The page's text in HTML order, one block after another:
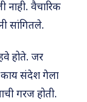
नाही. वैचारिक
सांगितले.
होते. जर
काय संदेश गेला
गरज होती.